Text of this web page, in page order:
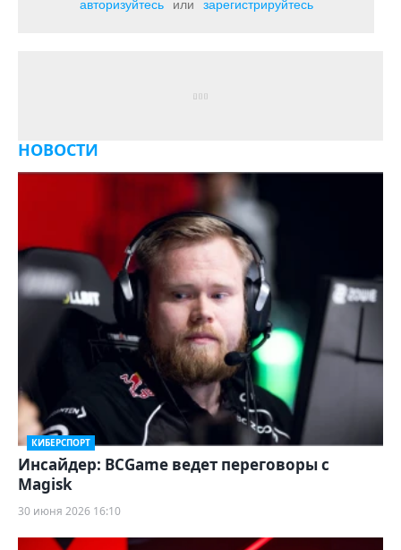
авторизуйтесь
или зарегистрируйтесь
НОВОСТИ
КИБЕРСПОРТ
Инсайдер: BCGame ведет переговоры с
Magisk
30 июня 2026 16:10